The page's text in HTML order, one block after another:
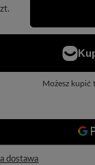
Możesz kupić
dostawa